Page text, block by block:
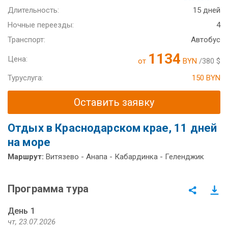
Длительность:
15 дней
Ночные переезды:
4
Транспорт:
Автобус
Цена: от 1134 BYN /380 $
Туруслуга:
150 BYN
Оставить заявку
Отдых в Краснодарском крае, 11 дней
на море
Маршрут: Витязево - Анапа - Кабардинка - Геленджик
Программа тура
День 1
чт, 23.07.2026